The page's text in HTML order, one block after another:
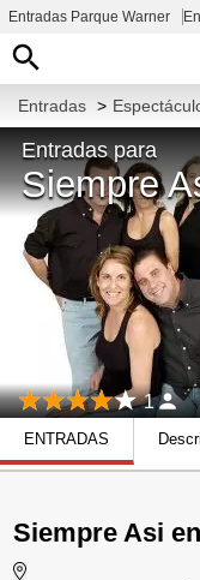
Entradas Parque Warner
Entradas >
Entradas para
Siempre
1
ENTRADAS
Siempre Asi